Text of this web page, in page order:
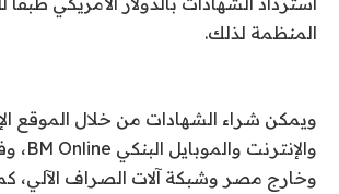
المنظمة لذلك.
ويمكن شراء الشهادات من خلال الموقع
والإنترنت والموبايل البنكي BM Online،
وخارج مصر وشبكة آلات الصراف الآلي،